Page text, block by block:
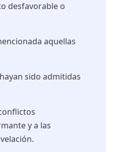
desfavorable o
aquellas
sido admitidas
y a las